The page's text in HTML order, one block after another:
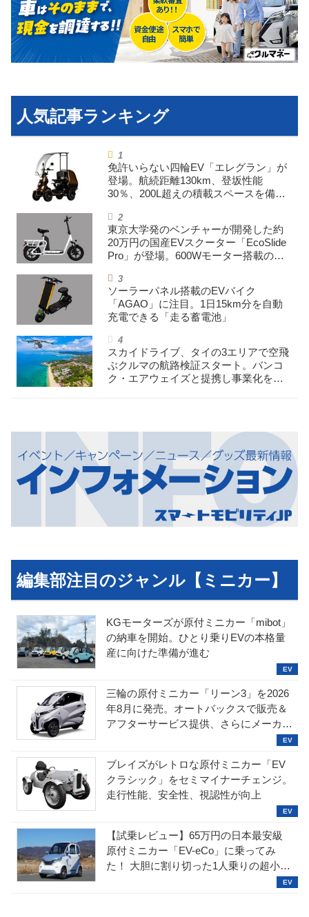
利用規約
プライバシーポリシー
お問い合せ
広告掲載について
免許いらない四輪EV「エレグラン」が
登場。航続距離130km、登坂性能
30％、200L超えの積載スペースを備え
東京大学発のベンチャーが開発した約
20万円の国産EVスクーター「EcoSlide
Pro」が登場。600Wモーター搭載のハ
ソーラーパネル搭載のEVバイク
「AGAO」に注目。1日15km分を自動
充電できる「走る蓄電池」
スカイドライブ、タイの3エリアで空飛
ぶクルマの航路検証スタート。バンコ
ク・エアウェイズと提携し事業化を目
編集部注目のジャンル【ミニカー】
KGモーターズが原付ミニカー「mibot」
の納車を開始。ひとり乗りEVの本格量
産に向けた準備が進む
三輪の原付ミニカー「リーン3」を2026
年8月に発売。オートバックスで販売＆
アフターサービス提供、さらにメーカー
ブレイズがレトロな原付ミニカー「EV
クラシック」をセミマイナーチェンジ。
走行性能、安全性、視認性が向上
【試乗レビュー】65万円の日本最安級
原付ミニカー「EV-eCo」に乗ってみ
た！ 大胆に割り切った1人乗りの超小型